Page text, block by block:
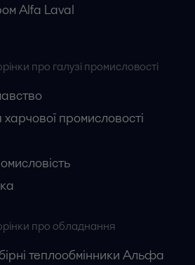
Alfa Laval
про галузі промисловості
промисловості
про обладнання
теплообмінники Альфа